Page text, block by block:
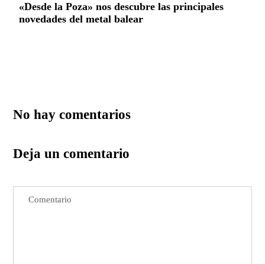
«Desde la Poza» nos descubre las principales
novedades del metal balear
No hay comentarios
Deja un comentario